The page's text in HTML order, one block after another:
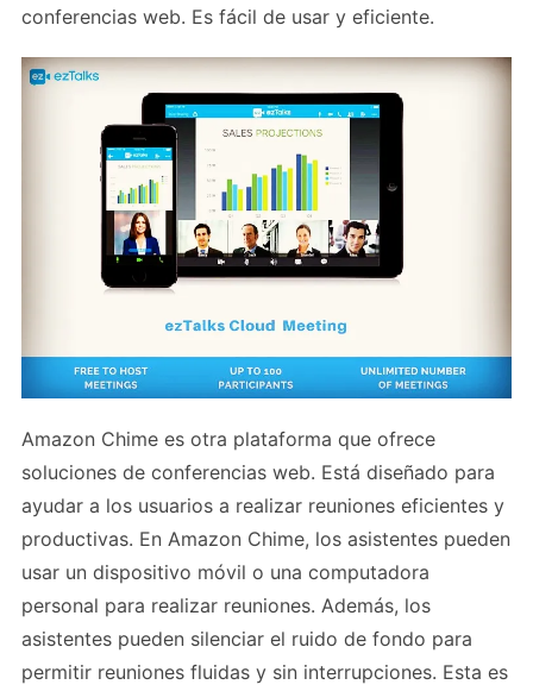
conferencias web. Es fácil de usar y eficiente.
Amazon Chime es otra plataforma que ofrece
soluciones de conferencias web. Está diseñado para
ayudar a los usuarios a realizar reuniones eficientes y
productivas. En Amazon Chime, los asistentes pueden
usar un dispositivo móvil o una computadora
personal para realizar reuniones. Además, los
asistentes pueden silenciar el ruido de fondo para
permitir reuniones fluidas y sin interrupciones. Esta es